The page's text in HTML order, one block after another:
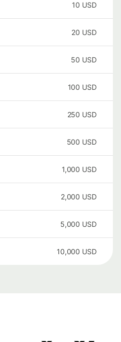
10 USD
20 USD
50 USD
100 USD
250 USD
500 USD
1,000 USD
2,000 USD
5,000 USD
10,000 USD